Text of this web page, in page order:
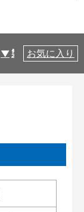
製品仕様
お気に入り